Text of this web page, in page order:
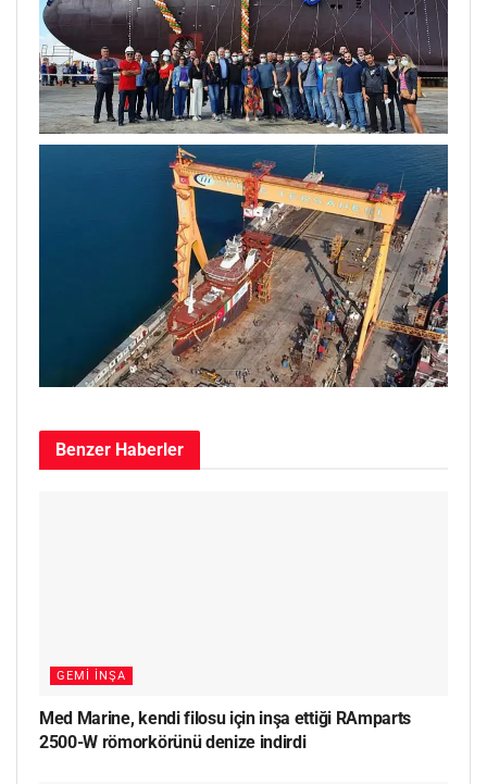
Benzer Haberler
GEMI İNŞA
Med Marine, kendi filosu için inşa ettiği RAmparts
2500-W römorkörünü denize indirdi